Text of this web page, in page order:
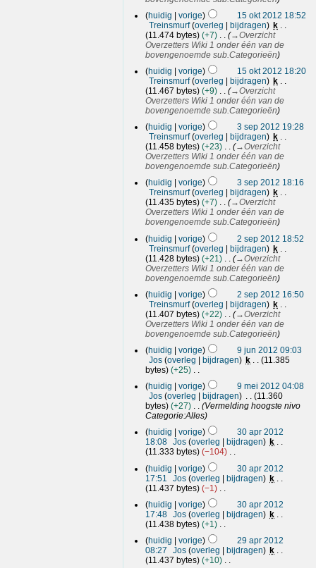
huidig vorige
15 okt 2012 18:52
Treinsmurf overleg bijdragen
k
11.474 bytes
+7 →Overzicht
Overzetters Wiki 1 onder één van de
bovengenoemde sub.Categorieën
huidig
vorige
15 okt 2012 18:20
Treinsmurf overleg bijdragen
k
11.467 bytes
+9 →Overzicht
Overzetters Wiki 1 onder één van de
bovengenoemde sub.Categorieën
huidig vorige
3 sep 2012 19:28
Treinsmurf overleg bijdragen
k
11.458 bytes
+23 →Overzicht
Overzetters Wiki 1 onder één van de
bovengenoemde sub.Categorieën
huidig
vorige
3 sep 2012 18:16
Treinsmurf overleg bijdragen
k
11.435 bytes
+7 →Overzicht
Overzetters Wiki 1 onder één van de
bovengenoemde sub.Categorieën
huidig vorige
2 sep 2012 18:52
Treinsmurf overleg bijdragen
k
11.428 bytes
+21 →Overzicht
Overzetters Wiki 1 onder één van de
bovengenoemde sub.Categorieën
huidig
vorige
2 sep 2012 16:50
Treinsmurf overleg bijdragen
k
11.407 bytes
+22 →Overzicht
Overzetters Wiki 1 onder één van de
bovengenoemde sub.Categorieën
2
huidig vorige
9 jun 2012 09:03
Jos overleg bijdragen k
11.385
bytes
+25
e
e
n
b
e
w
e
r
k
i
n
s
s
a
m
e
n
0
huidig vorige
9 mei 2012 04:08
Jos overleg bijdragen
11.360
bytes
+27
Vermelding hoogste nivo
Categorie:Alles
1
huidig vorige
30 apr 2012
18:08 Jos overleg bijdragen
k
11.333 bytes
−104
e
e
n
b
e
w
e
r
k
i
huidig vorige
30 apr 2012
17:51
Jos overleg bijdragen
k
11.437 bytes
−1
e
e
n
b
e
w
huidig vorige
30 apr 2012
17:48 Jos overleg bijdragen
k
11.438 bytes
+1
e
e
n
huidig vorige
29 apr 2012
08:27
Jos overleg bijdragen
k
11.437 bytes
+10